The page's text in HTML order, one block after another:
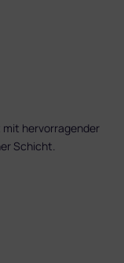
mit hervorragender
Schicht.